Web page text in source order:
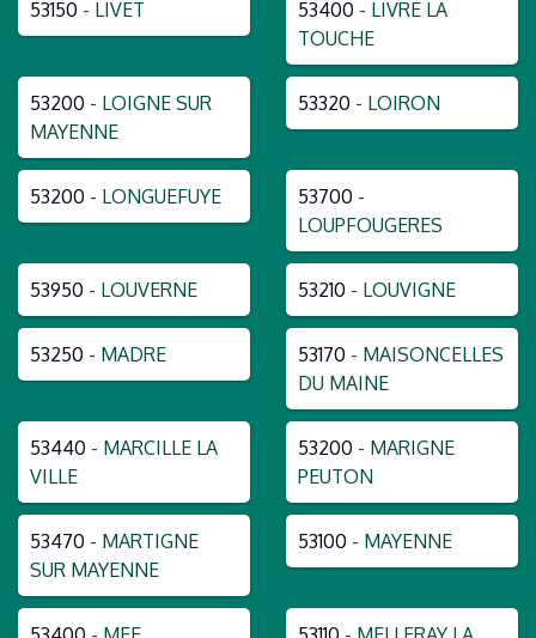
53150 - LIVET 53400 - LIVRE LA
TOUCHE
53200 - LOIGNE SUR
MAYENNE
53320 - LOIRON
53200 - LONGUEFUYE 53700 -
LOUPFOUGERES
53950 - LOUVERNE 53210 - LOUVIGNE
53250 - MADRE 53170 - MAISONCELLES
DU MAINE
53440 - MARCILLE LA
VILLE
53200 - MARIGNE
PEUTON
53470 - MARTIGNE
SUR MAYENNE
53100 - MAYENNE